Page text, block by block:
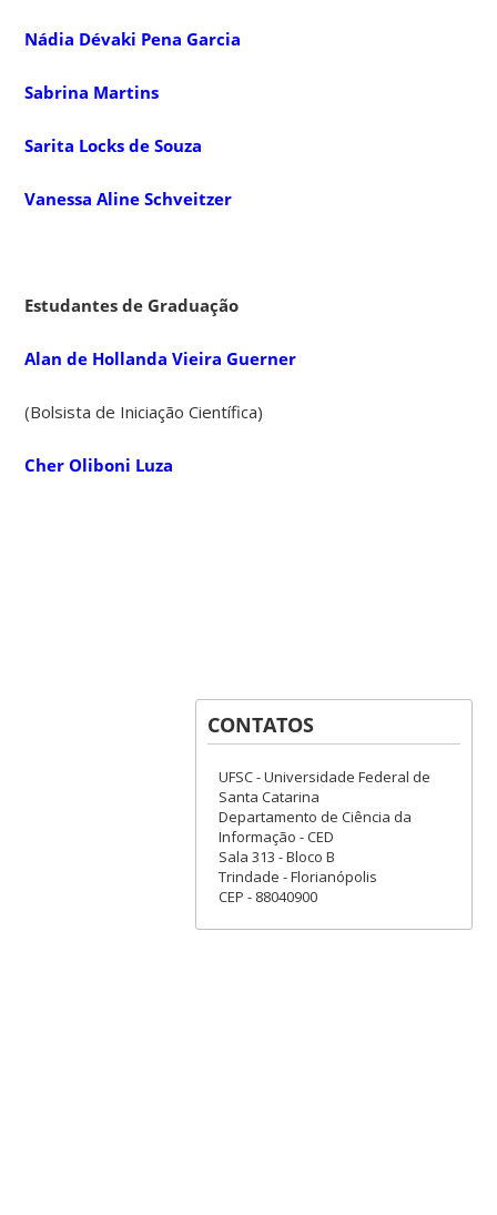
Nádia Dévaki Pena Garcia
Sabrina Martins
Sarita Locks de Souza
Vanessa Aline Schveitzer
Estudantes de Graduação
Alan de Hollanda Vieira Guerner
(Bolsista de Iniciação Científica)
Cher Oliboni Luza
CONTATOS
UFSC - Universidade Federal de
Santa Catarina
Departamento de Ciência da
Informação - CED
Sala 313 - Bloco B
Trindade - Florianópolis
CEP - 88040900